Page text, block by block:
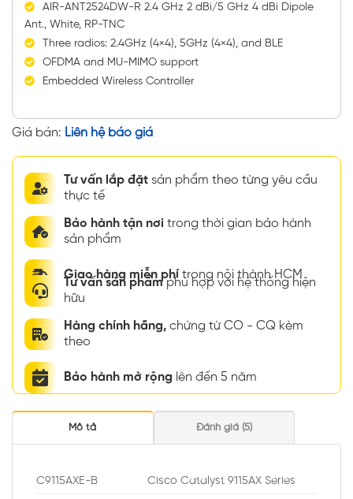
AIR-ANT2524DW-R 2.4 GHz 2 dBi/5 GHz 4 dBi Dipole
Ant., White, RP-TNC
Three radios: 2.4GHz (4×4), 5GHz (4×4), and BLE
OFDMA and MU-MIMO support
Embedded Wireless Controller
Giá bán: Liên hệ báo giá
Tư vấn lắp đặt sản phẩm theo từng yêu cầu
thực tế
Bảo hành tận nơi trong thời gian bảo hành
sản phẩm
Giao hàng miễn phí trong nội thành HCM
Tư vấn sản phẩmphù hợp với hệ thống hiện
hữu
Hàng chính hãng, chứng từ CO - CQ kèm
theo
Bảo hành mở rộng lên đến 5 năm
Mô tả Đánh giá (5)
C9115AXE-B Cisco Catalyst 9115AX Series